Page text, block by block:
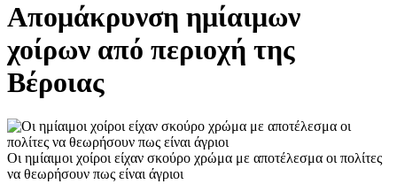
Απομάκρυνση ημίαιμων
χοίρων από περιοχή της
Βέροιας
Οι ημίαιμοι χοίροι είχαν σκούρο χρώμα με αποτέλεσμα οι πολίτες
να θεωρήσουν πως είναι άγριοι